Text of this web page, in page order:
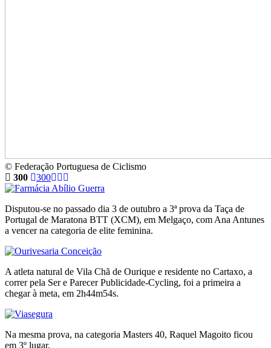
© Federação Portuguesa de Ciclismo
300
300
Disputou-se no passado dia 3 de outubro a 3ª prova da Taça de
Portugal de Maratona BTT (XCM), em Melgaço, com Ana Antunes
a vencer na categoria de elite feminina.
A atleta natural de Vila Chã de Ourique e residente no Cartaxo, a
correr pela Ser e Parecer Publicidade-Cycling, foi a primeira a
chegar à meta, em 2h44m54s.
Na mesma prova, na categoria Masters 40, Raquel Magoito ficou
em 3º lugar.